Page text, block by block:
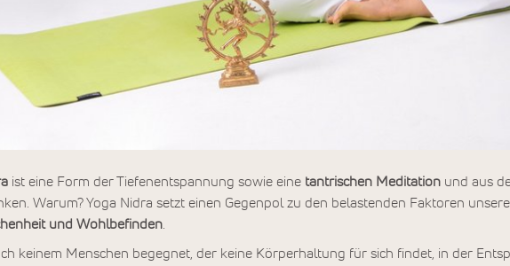
ist eine Form der Tiefenentspannung sowie eine tantrischen Meditation und aus
Warum? Yoga Nidra setzt einen Gegenpol zu den belastenden Faktoren
und Wohlbefinden
keinem Menschen begegnet, der keine Körperhaltung für sich findet, in der